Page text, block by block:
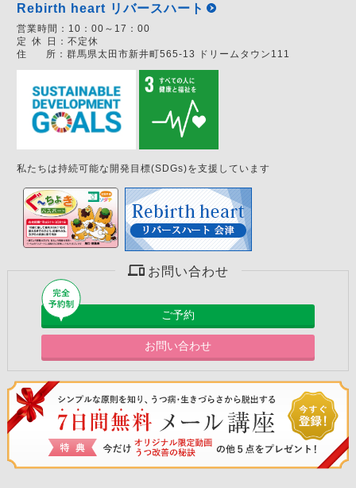
Rebirth heart リバースハート
営業時間： 10：00～17：00
定 休 日： 不定休
住
所： 群馬県太田市新井町565-13 ドリームタウン111
私たちは持続可能な開発目標(SDGs)を支援しています
お問い合わせ
ご予約
お問い合わせ